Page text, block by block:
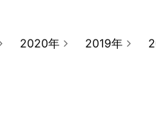
2020年 2019年